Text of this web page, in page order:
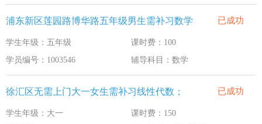
浦东新区莲园路博华路五年级男生需补习数学 已成功
学生年级：五年级
课时费：100
学员编号：1003546
辅导科目：数学
徐汇区无需上门大一女生需补习线性代数； 已成功
学生年级：大一
课时费：150